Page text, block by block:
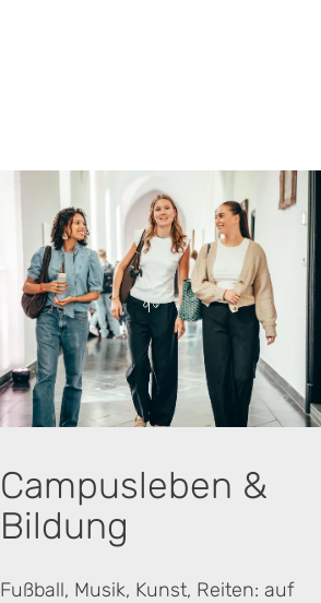
Campusleben &
Bildung
Fußball, Musik, Kunst, Reiten: auf